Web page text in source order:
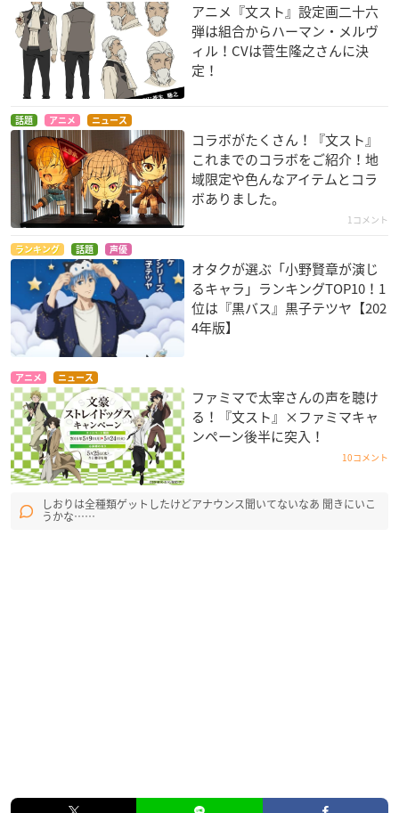
アニメ『文スト』設定画二十六
弾は組合からハーマン・メルヴ
ィル！CVは菅生隆之さんに決
定！
話題 アニメ ニュース
コラボがたくさん！『文スト』
これまでのコラボをご紹介！地
域限定や色んなアイテムとコラ
ボありました。
1コメント
ランキング 話題 声優
オタクが選ぶ「小野賢章が演じ
るキャラ」ランキングTOP10！1
位は『黒バス』黒子テツヤ【202
4年版】
アニメ ニュース
ファミマで太宰さんの声を聴け
る！『文スト』×ファミマキャ
ンペーン後半に突入！
10コメント
しおりは全種類ゲットしたけどアナウンス聞いてないなあ 聞きにいこ
うかな……